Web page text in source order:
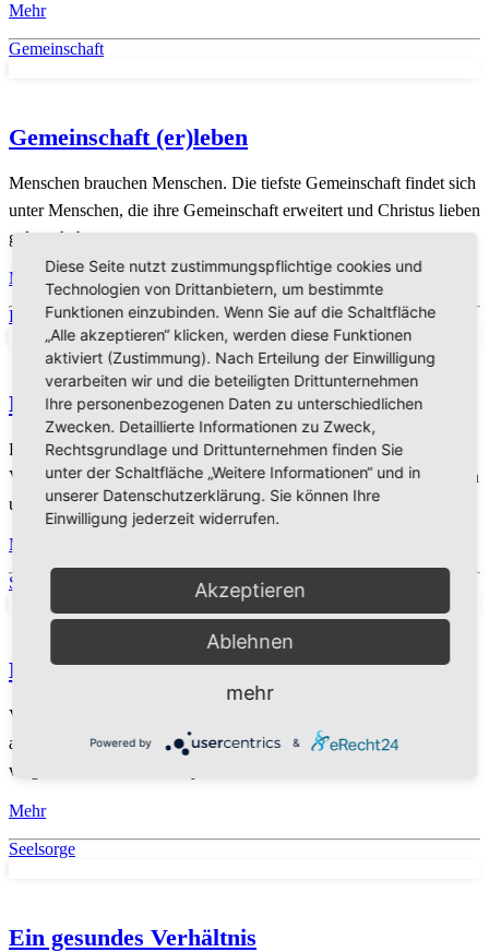
Mehr
Gemeinschaft
Gemeinschaft (er)leben
Menschen brauchen Menschen. Die tiefste Gemeinschaft findet sich
unter Menschen, die ihre Gemeinschaft erweitert und Christus lieben
gelernt haben.
Mehr
Familie
Ein Geschenk aus dem Paradies
Eltern helfen ihren Kindern durch liebevolle Fürsorge und gutes
Vorbild, von Vertrauen geprägte Beziehungen zu anderen Menschen
und zu Gott aufzubauen.
Mehr
Sabbat
Einfach mal abschalten!
Viele Menschen sehnen sich danach, einfach mal vom Alltag
abzuschalten. Geht es Ihnen auch so? Es gibt dazu ein fast
vergessenes Geschenk für jeden Menschen ...
Mehr
Seelsorge
Ein gesundes Verhältnis
Diese Seite nutzt zustimmungspflichtige cookies und
Technologien von Drittanbietern, um bestimmte
Funktionen einzubinden. Wenn Sie auf die Schaltfläche
„Alle akzeptieren“ klicken, werden diese Funktionen
aktiviert (Zustimmung). Nach Erteilung der Einwilligung
verarbeiten wir und die beteiligten Drittunternehmen
Ihre personenbezogenen Daten zu unterschiedlichen
Zwecken. Detaillierte Informationen zu Zweck,
Rechtsgrundlage und Drittunternehmen finden Sie
unter der Schaltfläche „Weitere Informationen“ und in
unserer Datenschutzerklärung. Sie können Ihre
Einwilligung jederzeit widerrufen.
Akzeptieren
Ablehnen
mehr
Powered by &